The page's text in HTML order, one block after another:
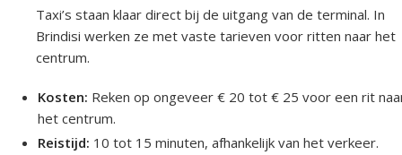
Taxi’s staan klaar direct bij de uitgang van de terminal. In
Brindisi werken ze met vaste tarieven voor ritten naar het
centrum.
Kosten: Reken op ongeveer € 20 tot € 25 voor een rit
het centrum.
Reistijd: 10 tot 15 minuten, afhankelijk van het verkeer.